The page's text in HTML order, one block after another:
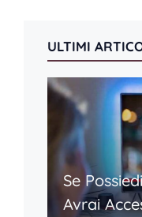
ULTIMI
Se
Avrai